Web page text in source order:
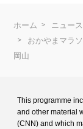
ホーム ニュース
おかやまマラ
岡山
This programme
and other material
(CNN) and which